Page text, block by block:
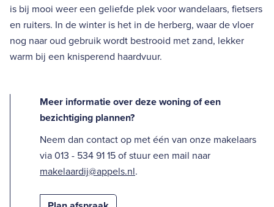
is bij mooi weer een geliefde plek voor wandelaars, fietsers
en ruiters. In de winter is het in de herberg, waar de vloer
nog naar oud gebruik wordt bestrooid met zand, lekker
warm bij een knisperend haardvuur.
Meer informatie over deze woning of een
bezichtiging plannen?
Neem dan contact op met één van onze makelaars
via 013 - 534 91 15 of stuur een mail naar
makelaardij@appels.nl.